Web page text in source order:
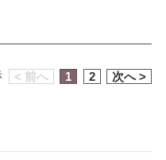
< 前へ 1 2 次へ >